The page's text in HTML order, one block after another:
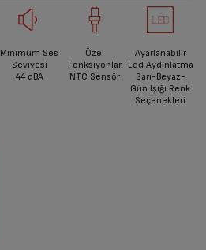
Minimum Ses
Seviyesi
44dBA
Özel
Fonksiyonlar
NTC Sensör
Ayarlanabilir
Led Aydınlatma
Sarı-Beyaz-
Gün Işığı Renk
Seçenekleri